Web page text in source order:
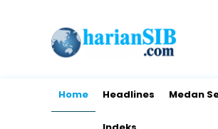
Home Headlines Medan